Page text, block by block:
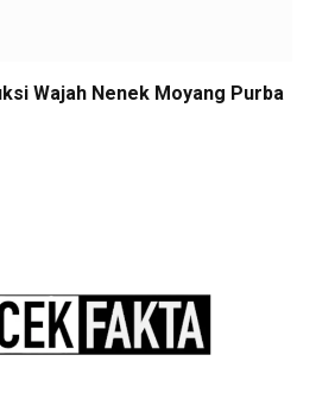
Wajah Nenek Moyang Purba